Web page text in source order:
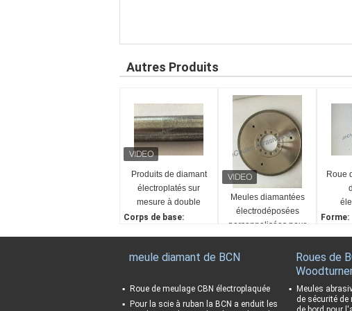
Autres Produits
Produits de diamant
électroplatés sur
mesure à double
gravier
Corps de base:
Double granularité
Chine
Abrasif:
Meules diamantées
électrodéposées
personnalisées pour
le meulage de la
Personnalisable
Pays d'origine:
Roue
Forme:
40mm
Acier
Usage:
meule diamant de BCN
Roue de meulage CBN électroplaquée
Pour la scie à ruban la BCN a enduit les
Roues de
Meules
de sécurité de